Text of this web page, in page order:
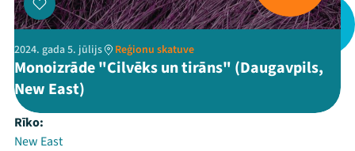
2024. gada 5. jūlijs Reģionu skatuve
Monoizrāde "Cilvēks un tirāns" (Daugavpils,
New East)
Rīko:
New East